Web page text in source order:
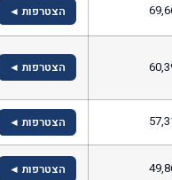
הצטרפות ◄
הצטרפות ◄
הצטרפות ◄
הצטרפות ◄